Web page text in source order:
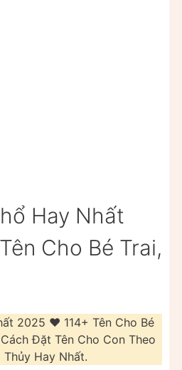
Hay Nhất
Cho Bé Trai,
2025 ❤️️ 114+ Tên Cho Bé
Đặt Tên Cho Con Theo
Hay Nhất.